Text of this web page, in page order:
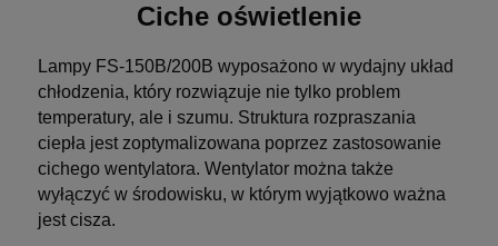
Ciche oświetlenie
Lampy FS-150B/200B wyposażono w wydajny układ
chłodzenia, który rozwiązuje nie tylko problem
temperatury, ale i szumu. Struktura rozpraszania
ciepła jest zoptymalizowana poprzez zastosowanie
cichego wentylatora. Wentylator można także
wyłączyć w środowisku, w którym wyjątkowo ważna
jest cisza.